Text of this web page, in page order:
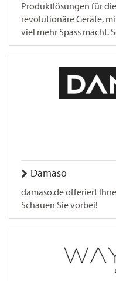
Produktlösungen für
revolutionäre Geräte,
viel mehr Spass macht.
Damaso
damaso.de offeriert
Schauen Sie vorbei!